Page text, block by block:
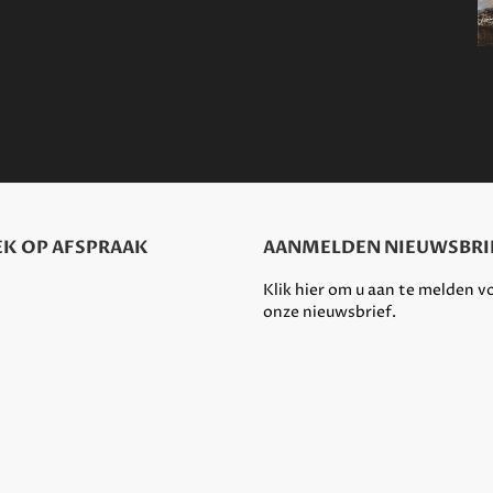
OP AFSPRAAK AANMELDEN
Klik hier om u aan te melden
onze nieuwsbrief.